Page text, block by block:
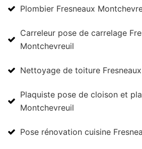
Plombier Fresneaux
Carreleur pose de carrelage
Montchevreuil
Nettoyage de toiture
Plaquiste pose de cloison et
Montchevreuil
Pose rénovation cuisine